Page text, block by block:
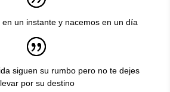
un instante y nacemos en un día
siguen su rumbo pero no te dejes
por su destino